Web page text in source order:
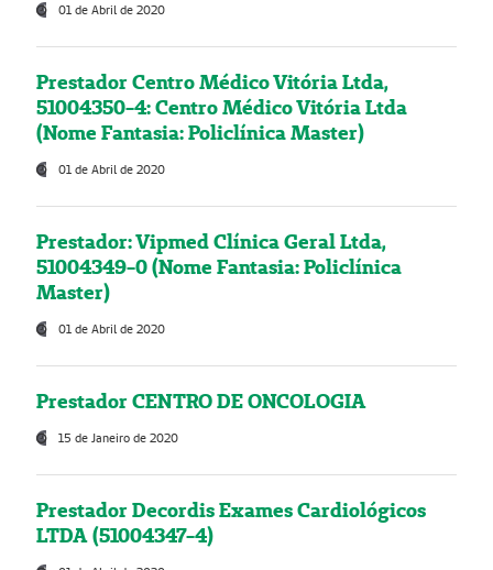
01 de Abril de 2020
Prestador Centro Médico Vitória Ltda,
51004350-4: Centro Médico Vitória Ltda
(Nome Fantasia: Policlínica Master)
01 de Abril de 2020
Prestador: Vipmed Clínica Geral Ltda,
51004349-0 (Nome Fantasia: Policlínica
Master)
01 de Abril de 2020
Prestador CENTRO DE ONCOLOGIA
15 de Janeiro de 2020
Prestador Decordis Exames Cardiológicos
LTDA (51004347-4)